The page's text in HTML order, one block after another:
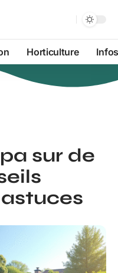
Horticulture Infos
sur de